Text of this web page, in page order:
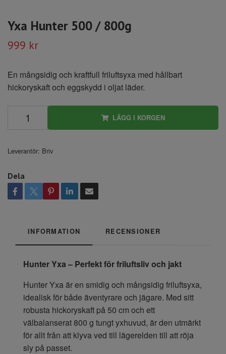
Yxa Hunter 500 / 800g
999 kr
En mångsidig och kraftfull friluftsyxa med hållbart
hickoryskaft och eggskydd i oljat läder.
LÄGG I KORGEN
Leverantör: Briv
Dela
INFORMATION RECENSIONER
Hunter Yxa – Perfekt för friluftsliv och jakt
Hunter Yxa är en smidig och mångsidig friluftsyxa,
idealisk för både äventyrare och jägare. Med sitt
robusta hickoryskaft på 50 cm och ett
välbalanserat 800 g tungt yxhuvud, är den utmärkt
för allt från att klyva ved till lägerelden till att röja
sly på passet.